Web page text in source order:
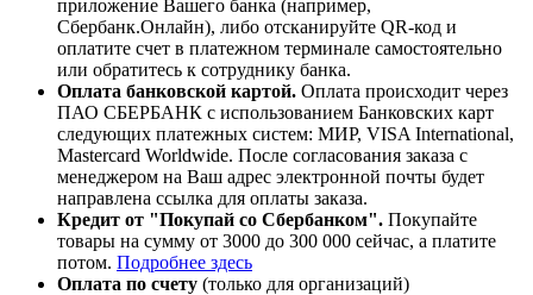
приложение Вашего банка (например,
Сбербанк.Онлайн), либо отсканируйте QR-код и
оплатите счет в платежном терминале самостоятельно
или обратитесь к сотруднику банка.
Оплата банковской картой. Оплата происходит через
ПАО СБЕРБАНК с использованием Банковских карт
следующих платежных систем: МИР, VISA International,
Mastercard Worldwide. После согласования заказа с
менеджером на Ваш адрес электронной почты будет
направлена ссылка для оплаты заказа.
Кредит от "Покупай со Сбербанком". Покупайте
товары на сумму от 3000 до 300 000 сейчас, а платите
потом. Подробнее здесь
Оплата по счету (только для организаций)